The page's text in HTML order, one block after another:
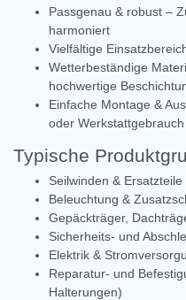
Passgenau & robust –
harmoniert
Vielfältige
Wetterbeständige
hochwertige
Einfache Montage &
oder Werkstattgebrauch
Typische
Seilwinden & Ersatzteile
Beleuchtung &
Gepäckträger,
Sicherheits‑ und
Elektrik &
Reparatur‑ und
Halterungen)